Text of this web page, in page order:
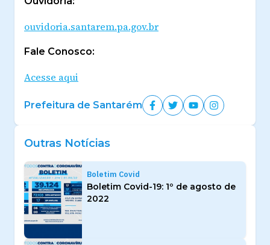
ouvidoria.santarem.pa.gov.br
Fale Conosco:
Acesse aqui
Prefeitura de Santarém
Outras Notícias
Boletim Covid
Boletim Covid-19: 1º de agosto de
2022